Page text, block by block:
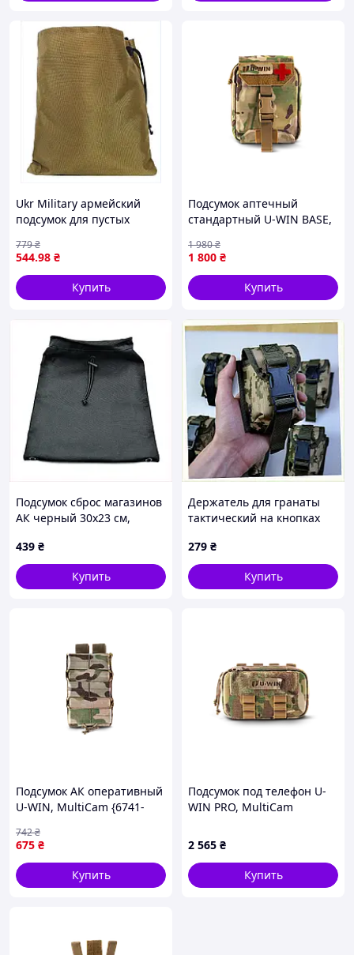
Ukr Military армейский
подсумок для пустых
544.98 ₴
779₴
Купить
Подсумок аптечный
стандартный U-WIN BASE,
1 800 ₴
1 980₴
Купить
Подсумок сброс магазинов
АК черный 30х23 см,
439 ₴
Купить
Держатель для гранаты
тактический на кнопках
279 ₴
Купить
Подсумок АК оперативный
U-WIN, MultiCam {6741-
675 ₴
742₴
Купить
Подсумок под телефон U-
WIN PRO, MultiCam
2 565 ₴
Купить